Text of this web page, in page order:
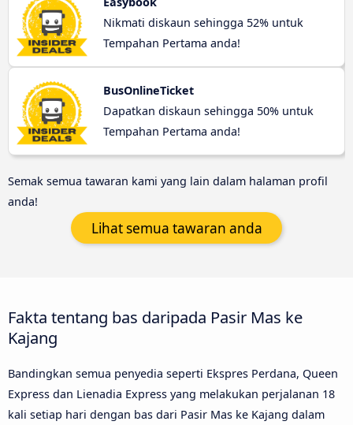
Nikmati diskaun sehingga 52% untuk
Tempahan Pertama anda!
BusOnlineTicket
Dapatkan diskaun sehingga 50% untuk
Tempahan Pertama anda!
Semak semua tawaran kami yang lain dalam halaman profil
anda!
Lihat semua tawaran anda
Fakta tentang bas daripada Pasir Mas ke
Kajang
Bandingkan semua penyedia seperti Ekspres Perdana, Queen
Express dan Lienadia Express yang melakukan perjalanan 18
kali setiap hari dengan bas dari Pasir Mas ke Kajang dalam